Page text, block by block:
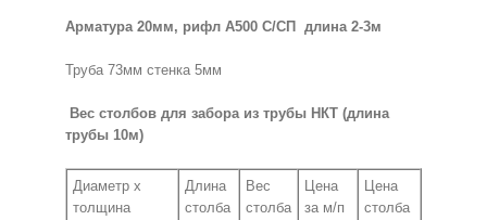
Арматура 20мм, рифл А500 С/СП длина 2-3м
Труба 73мм стенка 5мм
Вес столбов для забора из трубы НКТ (длина
трубы 10м)
Диаметр х
толщина
Длина
столба
Вес
столба
Цена
за м/п
Цена
столба